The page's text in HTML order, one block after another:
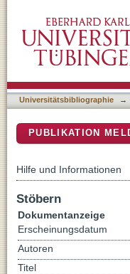
Intention
Universitätsbibliographie →
PUBLIKATION
Hilfe und Informationen
Stöbern
Dokumentanzeige
Erscheinungsdatum
Autoren
Titel